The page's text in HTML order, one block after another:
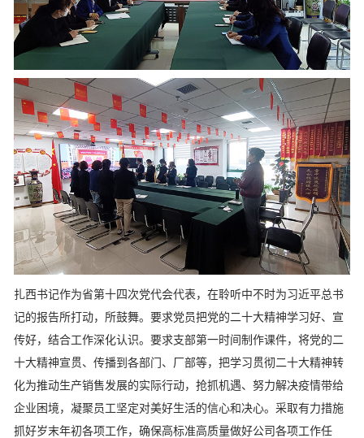
扎西书记作为省第十四次党代会代表，在聆听中不时为习近平总书
记的报告所打动，所鼓舞。要求党员把党的二十大精神学习好、宣
传好，结合工作深化认识。要求支部第一时间制作课件，将党的二
十大精神宣贯、传播到各部门、厂部等，把学习贯彻二十大精神转
化为推动生产销售发展的实际行动，抢抓机遇、努力解决疫情带给
企业困境，凝聚员工坚定对美好生活的信心和决心。采取有力措施
抓好岁末年初各项工作，确保高标准高质量做好公司各项工作任